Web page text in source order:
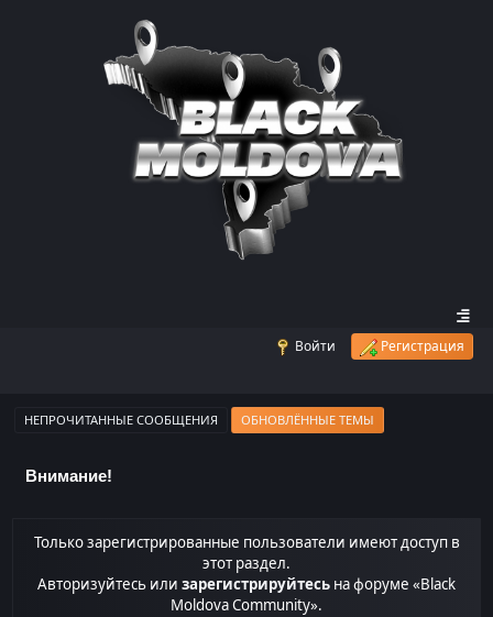
Войти Регистрация
НЕПРОЧИТАННЫЕ СООБЩЕНИЯ ОБНОВЛЁННЫЕ ТЕМЫ
Внимание!
Только зарегистрированные пользователи имеют доступ в
этот раздел.
Авторизуйтесь или зарегистрируйтесь на форуме «Black
Moldova Community».